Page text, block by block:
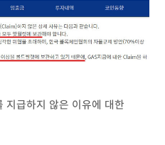
급하지 않은 이유에 대한